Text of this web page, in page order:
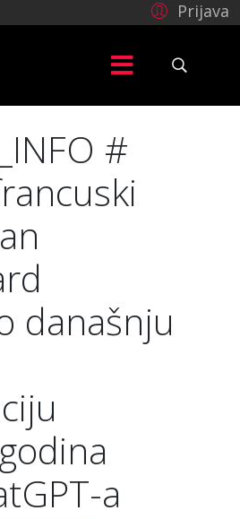
Prijava
#
današnju
a